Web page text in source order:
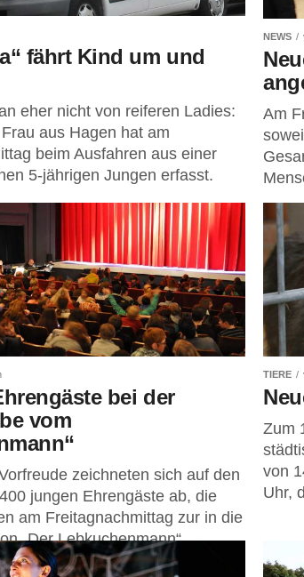
fährt Kind um und
eher nicht von reiferen Ladies:
aus Hagen hat am
beim Ausfahren aus einer
5-jährigen Jungen erfasst.
NEWS
Am
bei der
vom
zeichneten sich auf den
jungen Ehrengäste ab, die
am Freitagnachmittag zur in die
„Der Lebkuchenmann“
TIERE
Zum
von
Uhr,